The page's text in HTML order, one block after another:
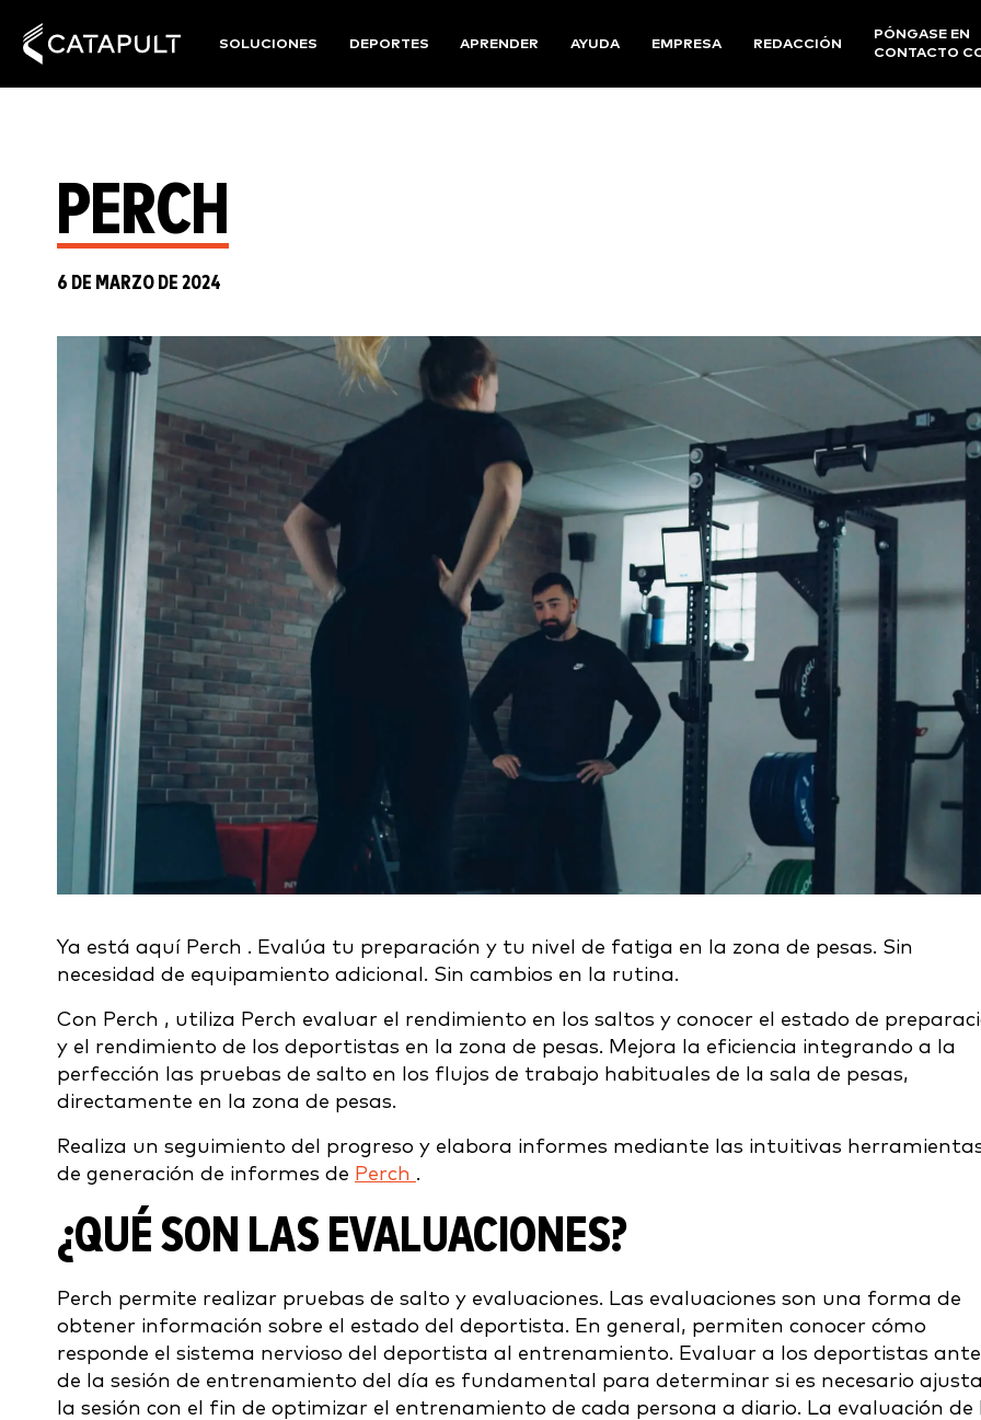
SOLUCIONES DEPORTES APRENDER AYUDA EMPRESA REDACCIÓN
PÓNGASE EN
CONTACTO
PERCH
6 DE MARZO DE 2024
Ya está aquí Perch . Evalúa tu preparación y tu nivel de fatiga en la zona de pesas. Sin
necesidad de equipamiento adicional. Sin cambios en la rutina.
Con Perch , utiliza Perch evaluar el rendimiento en los saltos y conocer el estado de
y el rendimiento de los deportistas en la zona de pesas. Mejora la eficiencia integrando a la
perfección las pruebas de salto en los flujos de trabajo habituales de la sala de pesas,
directamente en la zona de pesas.
Realiza un seguimiento del progreso y elabora informes mediante las intuitivas
de generación de informes de Perch .
¿QUÉ SON LAS EVALUACIONES?
Perch permite realizar pruebas de salto y evaluaciones. Las evaluaciones son una forma de
obtener información sobre el estado del deportista. En general, permiten conocer cómo
responde el sistema nervioso del deportista al entrenamiento. Evaluar a los deportistas
de la sesión de entrenamiento del día es fundamental para determinar si es necesario
la sesión con el fin de optimizar el entrenamiento de cada persona a diario. La evaluación de